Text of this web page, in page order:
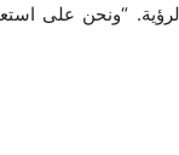
“ونحن على